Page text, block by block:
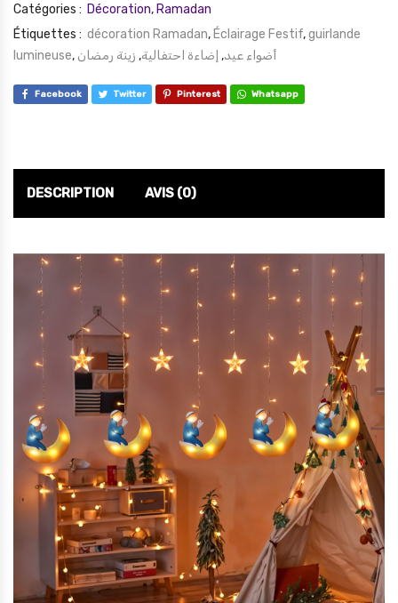
Catégories : Décoration, Ramadan
Étiquettes : décoration Ramadan, Éclairage Festif,guirlande
lumineuse, أضواء عيد, إضاءة احتفالية, زينة رمضان
Facebook Twitter Pinterest Whatsapp
DESCRIPTION AVIS (0)